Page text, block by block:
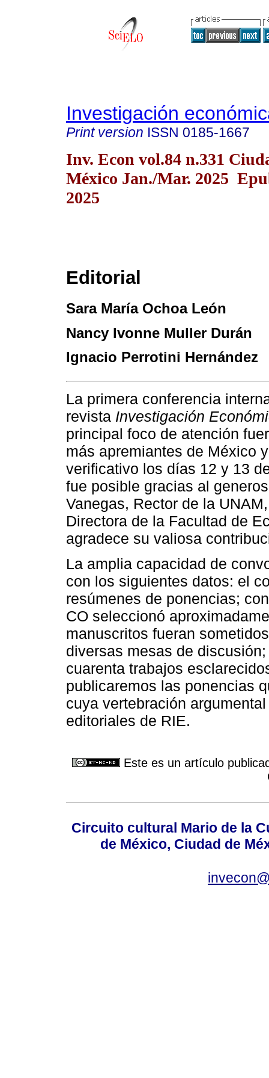
Investigación
Print version ISSN 0185-1667
Inv. Econ vol.84 n.331
México Jan./Mar. 2025
2025
Editorial
Sara María Ochoa León
Nancy Ivonne Muller Durán
Ignacio Perrotini Hernández
La primera conferencia
revista Investigación
principal foco de atención
más apremiantes de México
verificativo los días 12 y 13
fue posible gracias al
Vanegas, Rector de la
Directora de la Facultad de
agradece su valiosa
La amplia capacidad de
con los siguientes datos: el
resúmenes de ponencias;
CO seleccionó
manuscritos fueran
diversas mesas de
cuarenta trabajos
publicaremos las ponencias
cuya vertebración
editoriales de RIE.
Este es un artículo
Circuito cultural Mario de la
de México, Ciudad de